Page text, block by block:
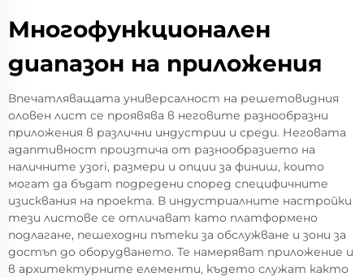
Многофункционален
диапазон на приложения
Впечатляващата универсалност на решетовидния
оловен лист се проявява в неговите разнообразни
приложения в различни индустрии и среди. Неговата
адаптивност произтича от разнообразието на
наличните узori, размери и опции за финиш, които
могат да бъдат подредени според специфичните
изисквания на проекта. В индустриалните настройки
тези листове се отличават като платформено
подлагане, пешеходни пътеки за обслужване и зони за
достъп до оборудването. Те намеряват приложение и
в архитектурните елементи, където служат както